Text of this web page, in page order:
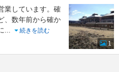
業しています。確
、数年前から確か
...
続きを読む
1